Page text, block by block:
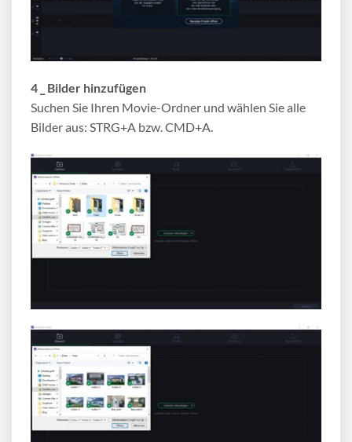
4 _ Bilder hinzufügen
Suchen Sie Ihren Movie-Ordner und wählen Sie alle
Bilder aus: STRG+A bzw. CMD+A.